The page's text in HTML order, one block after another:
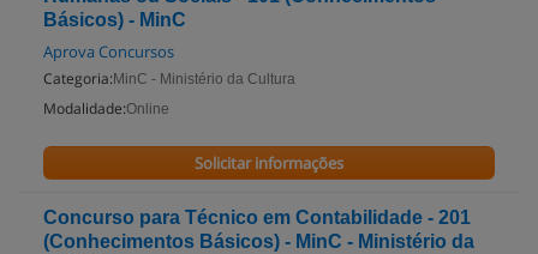
Básicos) - MinC
Aprova Concursos
Categoria: MinC - Ministério da Cultura
Modalidade:Online
Solicitar informações
Concurso para Técnico em Contabilidade - 201
(Conhecimentos Básicos) - MinC - Ministério da